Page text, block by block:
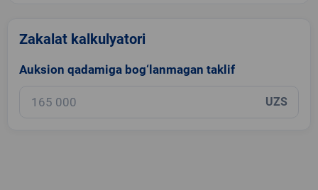
Zakalat kalkulyatori
Auksion qadamiga bog‘lanmagan taklif
UZS